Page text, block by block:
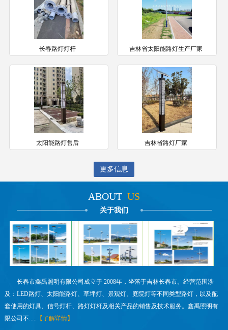
长春路灯灯杆 吉林省太阳能路灯生产厂家
太阳能路灯售后 吉林省路灯厂家
更多信息
ABOUT US
关于我们
长春市鑫禹照明有限公司成立于 2008年，坐落于吉林长春市。经营范围涉
及：LED路灯、太阳能路灯、草坪灯、景观灯、庭院灯等不同类型路灯，以及配
套使用的灯具、信号灯杆、路灯灯杆及相关产品的销售及技术服务。鑫禹照明有
限公司不.....
【了解详情】